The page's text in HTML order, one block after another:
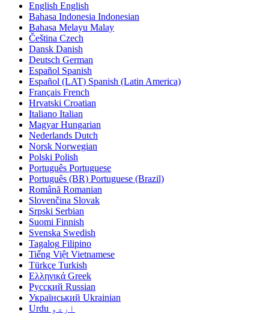
English English
Bahasa Indonesia Indonesian
Bahasa Melayu Malay
Čeština Czech
Dansk Danish
Deutsch German
Español Spanish
Español (LAT) Spanish (Latin America)
Français French
Hrvatski Croatian
Italiano Italian
Magyar Hungarian
Nederlands Dutch
Norsk Norwegian
Polski Polish
Português Portuguese
Português (BR) Portuguese (Brazil)
Română Romanian
Slovenčina Slovak
Srpski Serbian
Suomi Finnish
Svenska Swedish
Tagalog Filipino
Tiếng Việt Vietnamese
Türkçe Turkish
Ελληνικά Greek
Русский Russian
Український Ukrainian
اردو Urdu